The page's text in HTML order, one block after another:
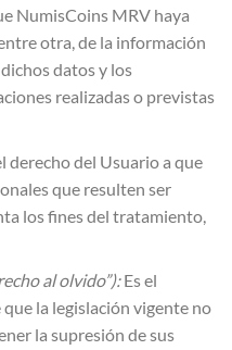
NumisCoins MRV haya
otra, de la información
datos y los
realizadas o previstas
derecho del Usuario a que
que resulten ser
los fines del tratamiento,
al olvido”):Es el
la legislación vigente no
la supresión de sus